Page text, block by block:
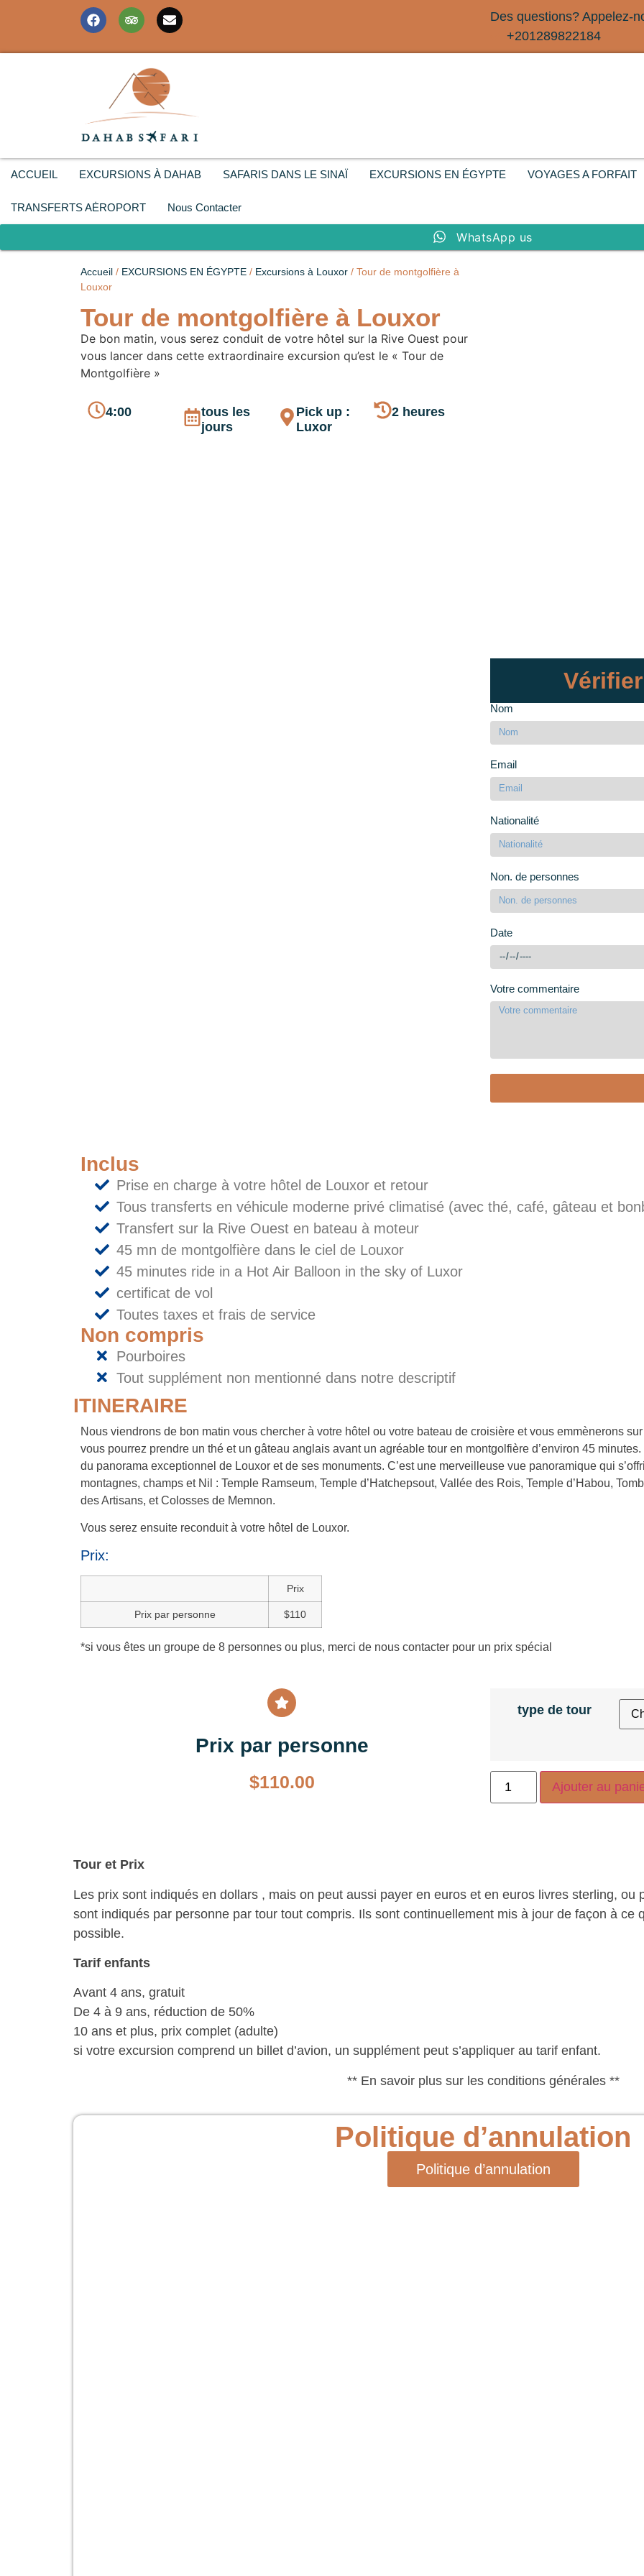
Des questions? Appelez-
+201289822184
ACCUEIL EXCURSIONS À DAHAB SAFARIS DANS LE SINAÏ EXCURSIONS EN ÉGYPTE VOYAGES A FORFAIT
TRANSFERTS AĖROPORT Nous Contacter
WhatsApp us
Accueil / EXCURSIONS EN ÉGYPTE / Excursions à Louxor / Tour de montgolfière à
Louxor
Tour de montgolfière à Louxor
De bon matin, vous serez conduit de votre hôtel sur la Rive Ouest pour
vous lancer dans cette extraordinaire excursion qu’est le « Tour de
Montgolfière »
4:00
tous les
jours
Pick up :
Luxor
2 heures
Nom
Email
Nationalité
Non. de personnes
Date
Votre commentaire
Inclus
Prise en charge à votre hôtel de Louxor et retour
Tous transferts en véhicule moderne privé climatisé (avec thé, café, gâteau et
Transfert sur la Rive Ouest en bateau à moteur
45 mn de montgolfière dans le ciel de Louxor
45 minutes ride in a Hot Air Balloon in the sky of Luxor
certificat de vol
Toutes taxes et frais de service
Non compris
Pourboires
Tout supplément non mentionné dans notre descriptif
ITINERAIRE
Nous viendrons de bon matin vous chercher à votre hôtel ou votre bateau de croisière et vous emmènerons
vous pourrez prendre un thé et un gâteau anglais avant un agréable tour en montgolfière d’environ 45
du panorama exceptionnel de Louxor et de ses monuments. C’est une merveilleuse vue panoramique qui
montagnes, champs et Nil : Temple Ramseum, Temple d’Hatchepsout, Vallée des Rois, Temple d’Habou,
des Artisans, et Colosses de Memnon.
Vous serez ensuite reconduit à votre hôtel de Louxor.
Prix:
Prix
Prix par personne $110
*si vous êtes un groupe de 8 personnes ou plus, merci de nous contacter pour un prix spécial
Prix par personne
$110.00
type de tour
Ajouter au
Tour et Prix
Les prix sont indiqués en dollars , mais on peut aussi payer en euros et en euros livres sterling,
sont indiqués par personne par tour tout compris. Ils sont continuellement mis à jour de façon à ce
possible.
Tarif enfants
Avant 4 ans, gratuit
De 4 à 9 ans, réduction de 50%
10 ans et plus, prix complet (adulte)
si votre excursion comprend un billet d’avion, un supplément peut s’appliquer au tarif enfant.
** En savoir plus sur les conditions générales **
Politique d’annulation
Politique d’annulation